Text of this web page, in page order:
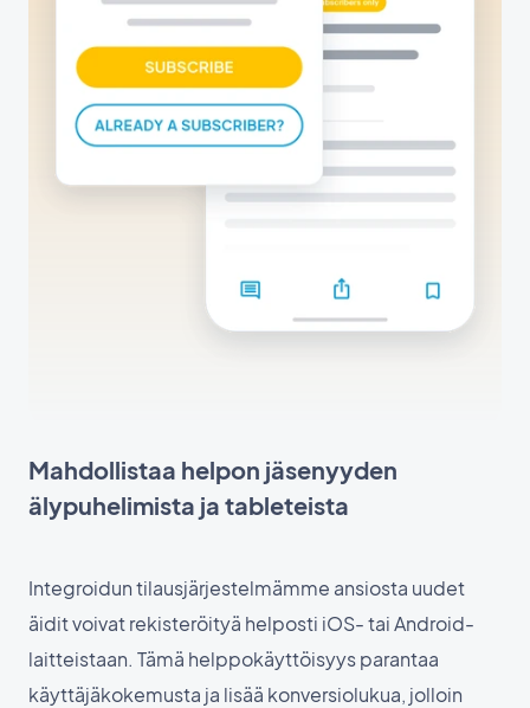
Mahdollistaa helpon jäsenyyden
älypuhelimista ja tableteista
Integroidun tilausjärjestelmämme ansiosta uudet
äidit voivat rekisteröityä helposti iOS- tai Android-
laitteistaan. Tämä helppokäyttöisyys parantaa
käyttäjäkokemusta ja lisää konversiolukua, jolloin